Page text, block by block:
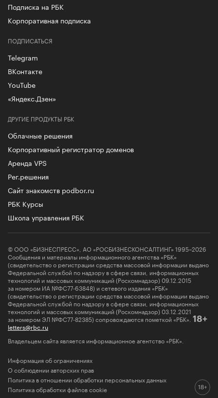
Подписка на РБК
Корпоративная подписка
ДРУГИЕ ПРОДУКТЫ РБК
Облачные решения
Корпоративный регистратор доменов
Аренда VPS
Рег.решения
Сайт знакомств podbor.ru
РБК Курсы
Школа управления РБК
ПОДПИСАТЬСЯ
Telegram
ВКонтакте
YouTube
«Яндекс.Дзен»
© ООО «БИЗНЕСПРЕСС», АО «РОСБИЗНЕСКОНСАЛТИНГ» 1995–2026
Сообщения и материалы информационного агентства «РБК»
(свидетельство о регистрации средства массовой информации выдано
Федеральной службой по надзору в сфере связи, информационных
технологий и массовых коммуникаций (Роскомнадзор) 09.12.2015
за номером ИА №ФС77-63848) и сетевого издания «РБК»
(свидетельство о регистрации средства массовой информации выдано
Федеральной службой по надзору в сфере связи, информационных
технологий и массовых коммуникаций (Роскомнадзор) 03.12.2021
за номером ЭЛ №ФС77-82385) сопровождаются пометкой «РБК». 18+
letters@rbc.ru
Владельцем сайта является информационное агентство «РБК».
Информация об ограничениях
О соблюдении авторских прав
Политика в отношении обработки персональных данных
Политика обработки файлов cookie